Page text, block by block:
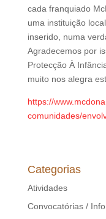
cada franquiado
uma instituição
inserido, numa
Agradecemos por
Protecção À
muito nos alegra
https://
comunidades/
Categorias
Atividades
Convocatórias /